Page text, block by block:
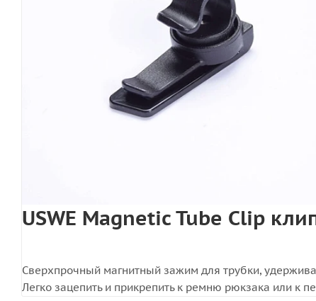
USWE Magnetic Tube Clip
Сверхпрочный магнитный зажим для трубки,
Легко зацепить и прикрепить к ремню рюкзака или к